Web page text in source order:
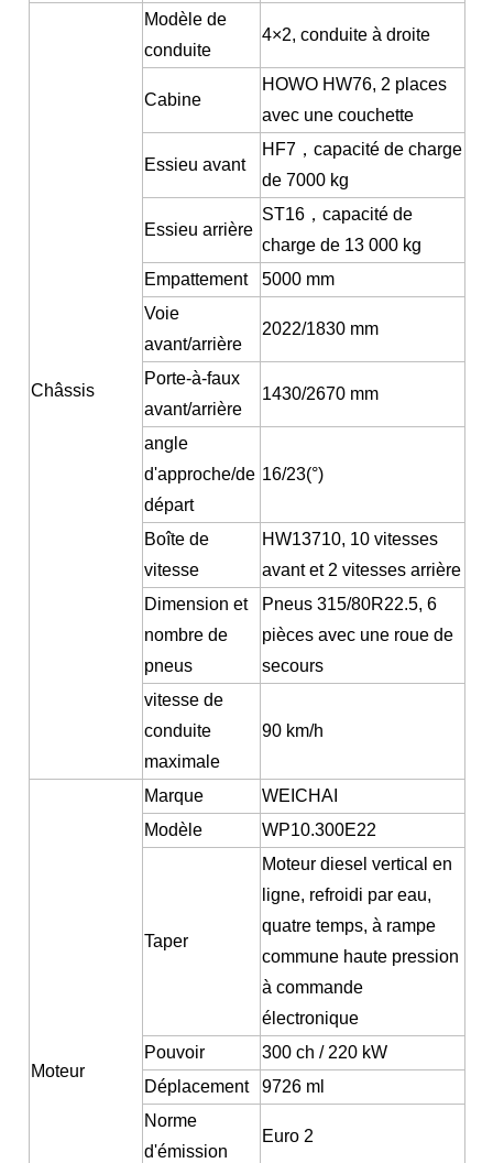
Châssis
Modèle de
conduite
4×2, conduite à droite
Cabine
HOWO HW76, 2 places
avec une couchette
Essieu avant
HF7， capacité de charge
de 7000 kg
Essieu arrière
ST16， capacité de
charge de 13 000 kg
Empattement
5000 mm
Voie
avant/arrière
2022/1830 mm
Porte-à-faux
avant/arrière
1430/2670 mm
angle
d'approche/de
départ
16/23(°)
Boîte de
vitesse
HW13710, 10 vitesses
avant et 2 vitesses arrière
Dimension et
nombre de
pneus
Pneus 315/80R22.5, 6
pièces avec une roue de
secours
vitesse de
conduite
maximale
90 km/h
Moteur
Marque
WEICHAI
Modèle
WP10.300E22
Taper
Moteur diesel vertical en
ligne, refroidi par eau,
quatre temps, à rampe
commune haute pression
à commande
électronique
Pouvoir
300 ch / 220 kW
Déplacement
9726 ml
Norme
d'émission
Euro 2